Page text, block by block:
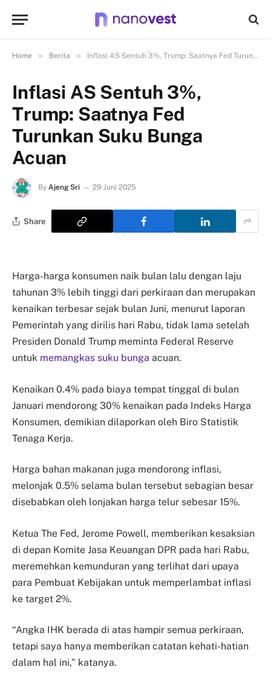
Home » Berita » Inflasi AS Sentuh 3%, Trump: Saatnya Fed Turunkan Suku Bunga Acuan
Inflasi AS Sentuh 3%,
Trump: Saatnya Fed
Turunkan Suku Bunga
Acuan
By Ajeng Sri 29 Juni 2025
Share
Harga-harga konsumen naik bulan lalu dengan laju
tahunan 3% lebih tinggi dari perkiraan dan merupakan
kenaikan terbesar sejak bulan Juni, menurut laporan
Pemerintah yang dirilis hari Rabu, tidak lama setelah
Presiden Donald Trump meminta Federal Reserve
untuk memangkas suku bunga acuan.
Kenaikan 0.4% pada biaya tempat tinggal di bulan
Januari mendorong 30% kenaikan pada Indeks Harga
Konsumen, demikian dilaporkan oleh Biro Statistik
Tenaga Kerja.
Harga bahan makanan juga mendorong inflasi,
melonjak 0.5% selama bulan tersebut sebagian besar
disebabkan oleh lonjakan harga telur sebesar 15%.
Ketua The Fed, Jerome Powell, memberikan kesaksian
di depan Komite Jasa Keuangan DPR pada hari Rabu,
meremehkan kemunduran yang terlihat dari upaya
para Pembuat Kebijakan untuk memperlambat inflasi
ke target 2%.
“Angka IHK berada di atas hampir semua perkiraan,
tetapi saya hanya memberikan catatan kehati-hatian
dalam hal ini,” katanya.